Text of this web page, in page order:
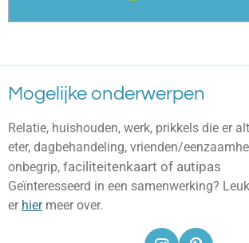
Mogelijke onderwerpen
Relatie, huishouden, werk, prikkels die er
eter, dagbehandeling, vrienden/
onbegrip, faciliteitenkaart of autipas
Geïnteresseerd in een samenwerking?
er hiermeer over.